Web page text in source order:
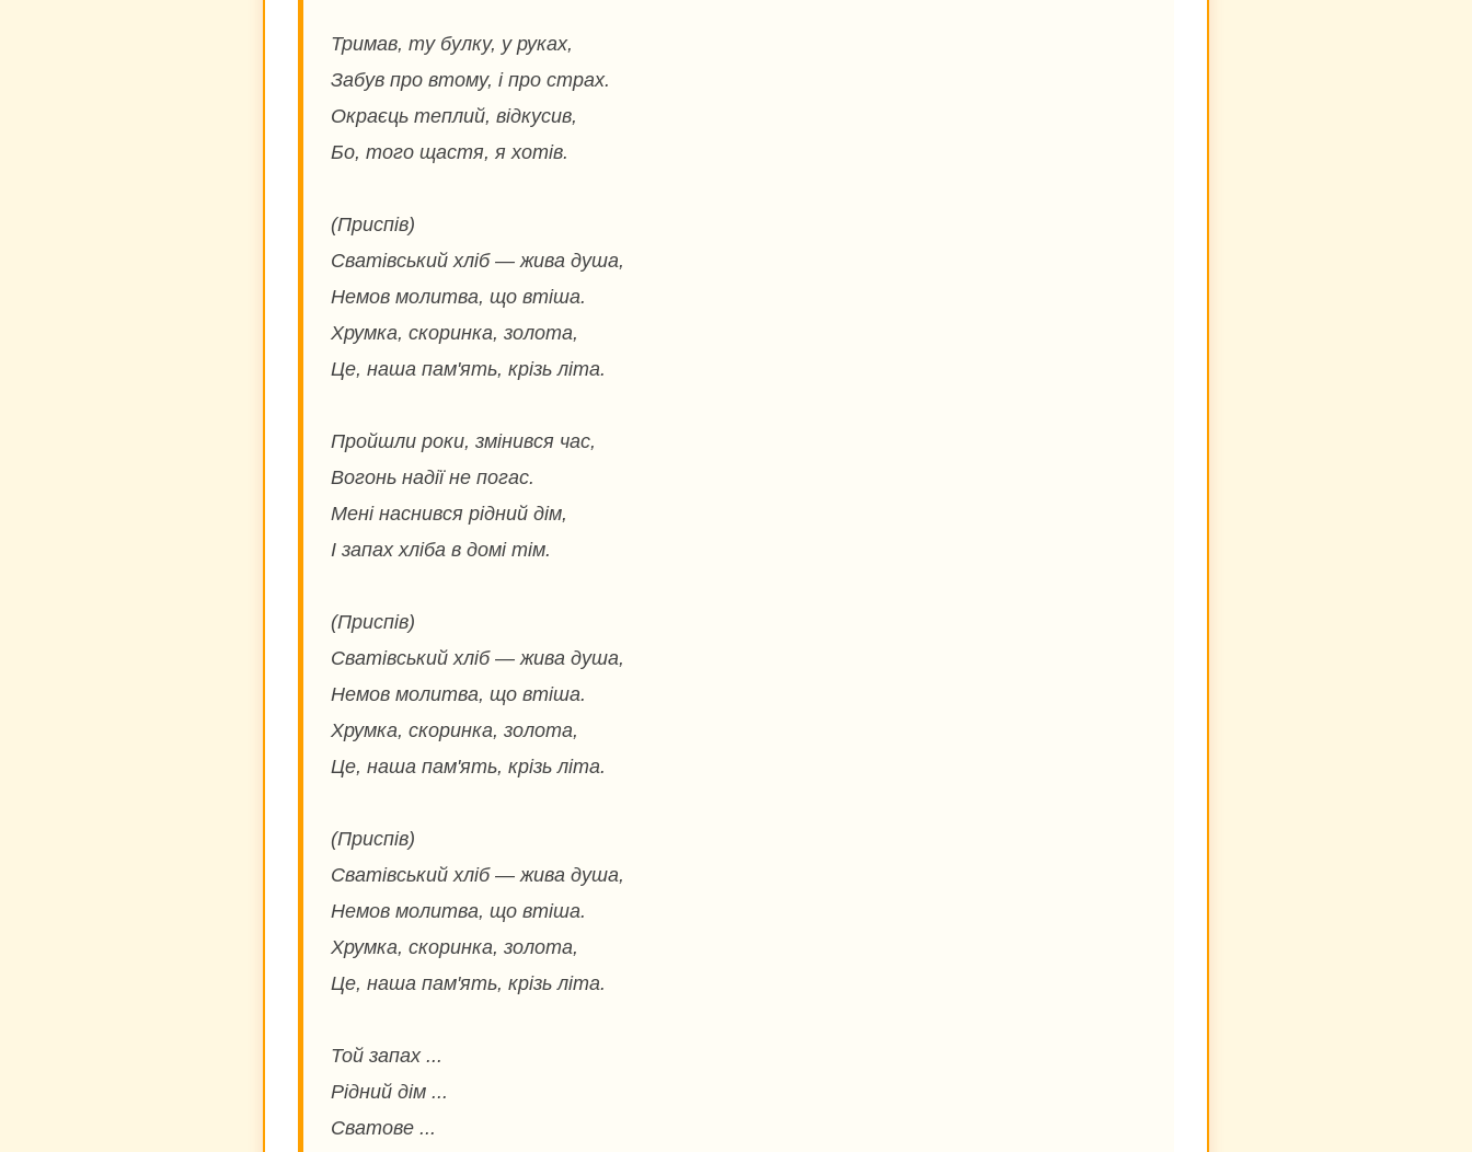
Тримав, ту булку, у руках,
Забув про втому, і про страх.
Окраєць теплий, відкусив,
Бо, того щастя, я хотів.
(Приспів)
Сватівський хліб — жива душа,
Немов молитва, що втіша.
Хрумка, скоринка, золота,
Це, наша пам'ять, крізь літа.
Пройшли роки, змінився час,
Вогонь надії не погас.
Мені наснився рідний дім,
І запах хліба в домі тім.
(Приспів)
Сватівський хліб — жива душа,
Немов молитва, що втіша.
Хрумка, скоринка, золота,
Це, наша пам'ять, крізь літа.
(Приспів)
Сватівський хліб — жива душа,
Немов молитва, що втіша.
Хрумка, скоринка, золота,
Це, наша пам'ять, крізь літа.
Той запах ...
Рідний дім ...
Сватове ...